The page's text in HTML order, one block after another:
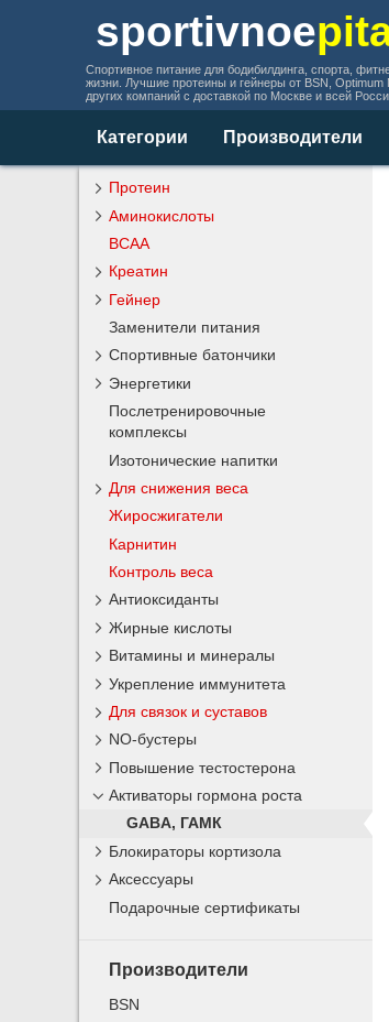
sportivnoe
Спортивное питание для бодибилдинга, спорта,
жизни. Лучшие протеины и гейнеры от BSN, Optimum
других компаний с доставкой по Москве и всей
Категории Производители
Протеин
Аминокислоты
BCAA
Креатин
Гейнер
Заменители питания
Спортивные батончики
Энергетики
Послетренировочные
комплексы
Изотонические напитки
Для снижения веса
Жиросжигатели
Карнитин
Контроль веса
Антиоксиданты
Жирные кислоты
Витамины и минералы
Укрепление иммунитета
Для связок и суставов
NO-бустеры
Повышение тестостерона
Активаторы гормона роста
GABA, ГАМК
Блокираторы кортизола
Аксессуары
Подарочные сертификаты
Производители
BSN